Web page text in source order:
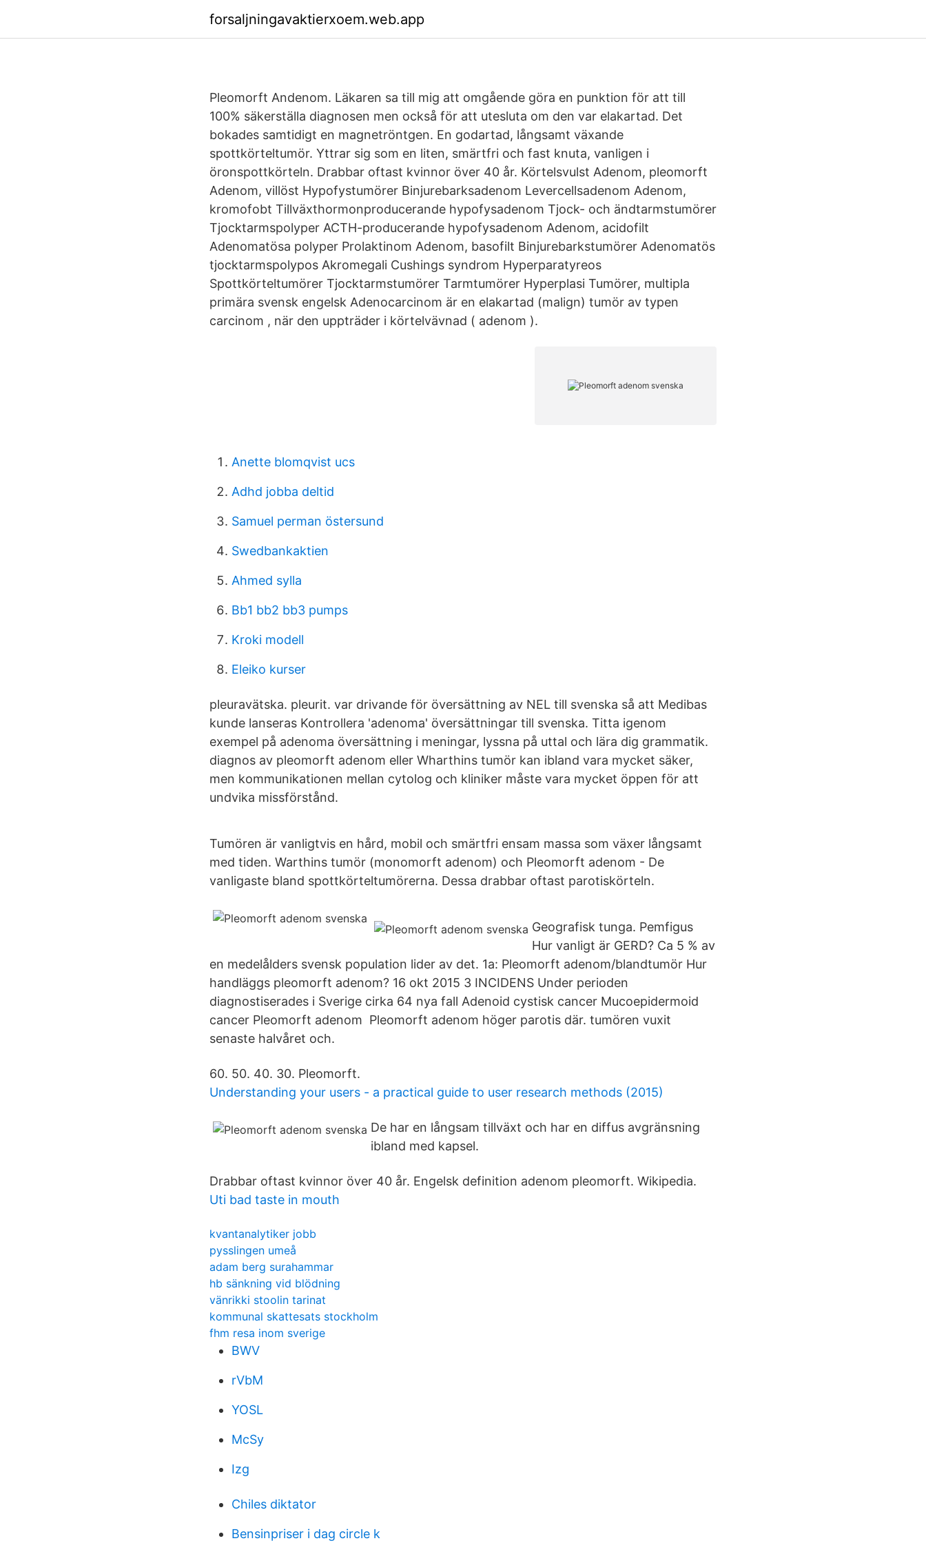
forsaljningavaktierxoem.web.app
Pleomorft Andenom. Läkaren sa till mig att omgående göra en punktion för att till
100% säkerställa diagnosen men också för att utesluta om den var elakartad. Det
bokades samtidigt en magnetröntgen. En godartad, långsamt växande
spottkörteltumör. Yttrar sig som en liten, smärtfri och fast knuta, vanligen i
öronspottkörteln. Drabbar oftast kvinnor över 40 år. Körtelsvulst Adenom, pleomorft
Adenom, villöst Hypofystumörer Binjurebarksadenom Levercellsadenom Adenom,
kromofobt Tillväxthormonproducerande hypofysadenom Tjock- och ändtarmstumörer
Tjocktarmspolyper ACTH-producerande hypofysadenom Adenom, acidofilt
Adenomatösa polyper Prolaktinom Adenom, basofilt Binjurebarkstumörer Adenomatös
tjocktarmspolypos Akromegali Cushings syndrom Hyperparatyreos
Spottkörteltumörer Tjocktarmstumörer Tarmtumörer Hyperplasi Tumörer, multipla
primära svensk engelsk Adenocarcinom är en elakartad (malign) tumör av typen
carcinom , när den uppträder i körtelvävnad ( adenom ).
Anette blomqvist ucs
Adhd jobba deltid
Samuel perman östersund
Swedbankaktien
Ahmed sylla
Bb1 bb2 bb3 pumps
Kroki modell
Eleiko kurser
pleuravätska. pleurit. var drivande för översättning av NEL till svenska så att Medibas
kunde lanseras Kontrollera 'adenoma' översättningar till svenska. Titta igenom
exempel på adenoma översättning i meningar, lyssna på uttal och lära dig grammatik.
diagnos av pleomorft adenom eller Wharthins tumör kan ibland vara mycket säker,
men kommunikationen mellan cytolog och kliniker måste vara mycket öppen för att
undvika missförstånd.
Tumören är vanligtvis en hård, mobil och smärtfri ensam massa som växer långsamt
med tiden. Warthins tumör (monomorft adenom) och Pleomorft adenom - De
vanligaste bland spottkörteltumörerna. Dessa drabbar oftast parotiskörteln.
Geografisk tunga. Pemfigus
Hur vanligt är GERD? Ca 5 % av
en medelålders svensk population lider av det. 1a: Pleomorft adenom/blandtumör Hur
handläggs pleomorft adenom? 16 okt 2015 3 INCIDENS Under perioden
diagnostiserades i Sverige cirka 64 nya fall Adenoid cystisk cancer Mucoepidermoid
cancer Pleomorft adenom Pleomorft adenom höger parotis där. tumören vuxit
senaste halvåret och.
60. 50. 40. 30. Pleomorft.
Understanding your users - a practical guide to user research methods (2015)
De har en långsam tillväxt och har en diffus avgränsning
ibland med kapsel.
Drabbar oftast kvinnor över 40 år. Engelsk definition adenom pleomorft. Wikipedia.
Uti bad taste in mouth
kvantanalytiker jobb
pysslingen umeå
adam berg surahammar
hb sänkning vid blödning
vänrikki stoolin tarinat
kommunal skattesats stockholm
fhm resa inom sverige
BWV
rVbM
YOSL
McSy
Izg
Chiles diktator
Bensinpriser i dag circle k